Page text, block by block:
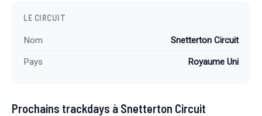
LE CIRCUIT
Nom Snetterton Circuit
Pays Royaume Uni
Prochains trackdays à Snetterton Circuit